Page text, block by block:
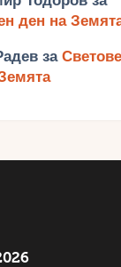
ден на
за